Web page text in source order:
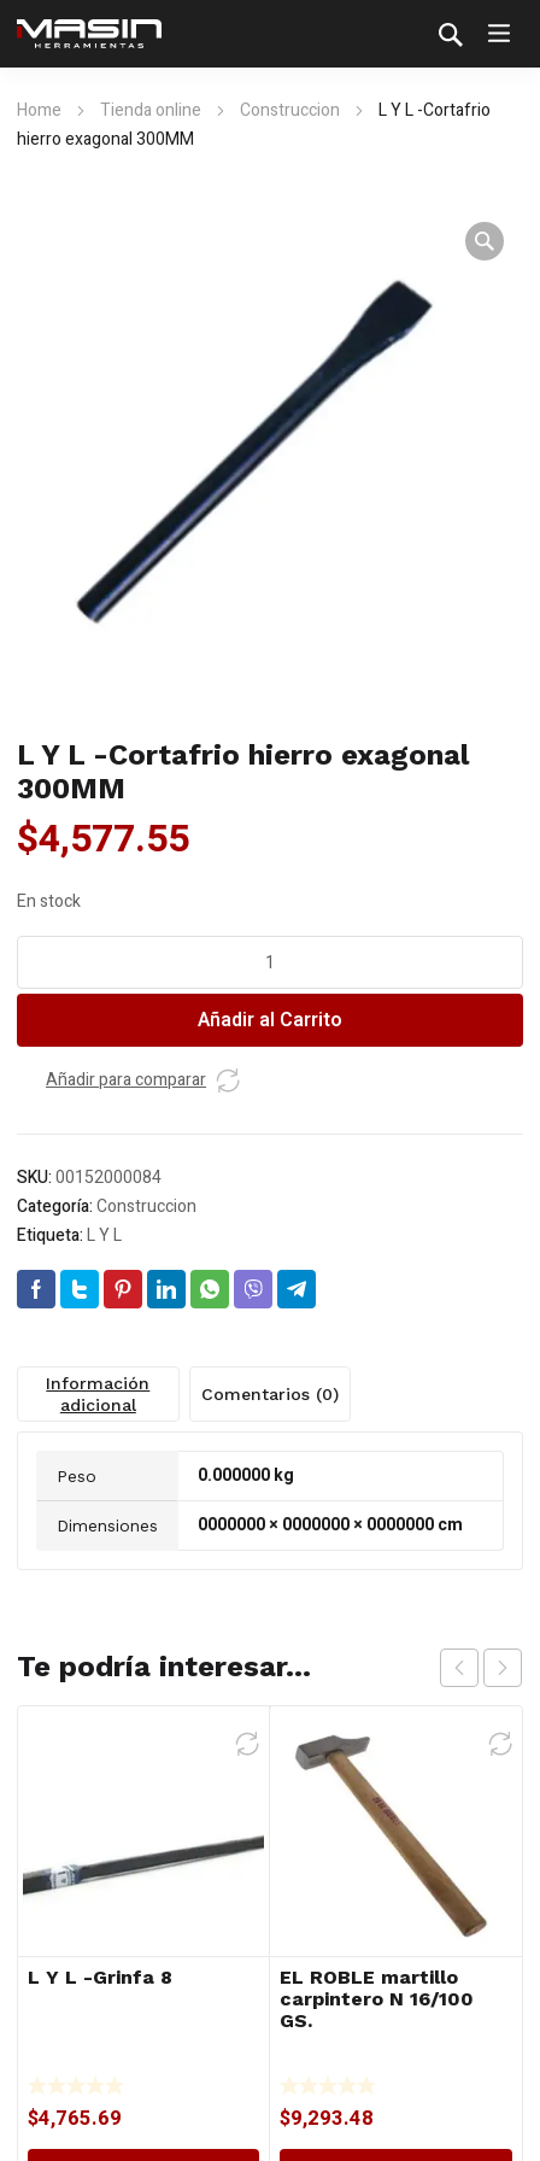
Home Tienda online Construccion
L Y L -Cortafrio
hierro exagonal 300MM
L Y L -Cortafrio hierro exagonal
300MM
$4,577.55
En stock
L
Cortafrio
hierro
Añadir al Carrito
Añadir para comparar
SKU:00152000084
Categoría:Construccion
Etiqueta:L Y L
Información
adicional
Comentarios (0)
Peso 0.000000 kg
Dimensiones 0000000 × 0000000 × 0000000 cm
Te podría interesar...
L Y L -Grinfa 8
$4,765.69
EL ROBLE martillo
carpintero N 16/100
GS.
$9,293.48